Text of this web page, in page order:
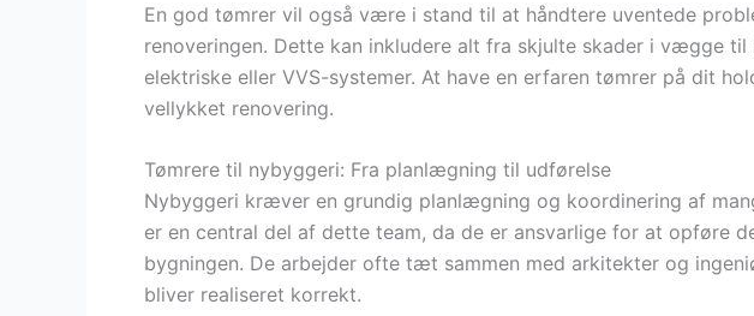
En god tømrer vil også være i stand til at håndtere uventede
renoveringen. Dette kan inkludere alt fra skjulte skader i vægge
elektriske eller VVS-systemer. At have en erfaren tømrer på dit
vellykket renovering.
Tømrere til nybyggeri: Fra planlægning til udførelse
Nybyggeri kræver en grundig planlægning og koordinering af
er en central del af dette team, da de er ansvarlige for at opføre
bygningen. De arbejder ofte tæt sammen med arkitekter og
bliver realiseret korrekt.